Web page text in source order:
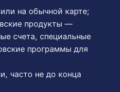
на обычной карте;
продукты —
счета, специальные
программы для
часто не до конца